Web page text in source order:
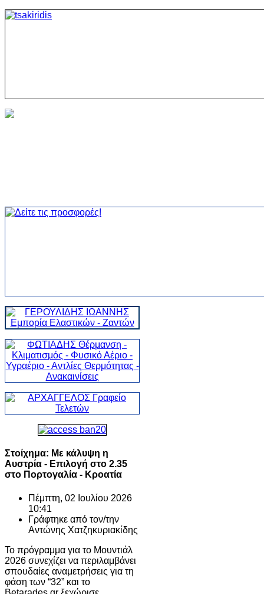
Στοίχημα: Με κάλυψη η
Αυστρία - Επιλογή στο 2.35
στο Πορτογαλία - Κροατία
Πέμπτη, 02 Ιουλίου 2026
10:41
Γράφτηκε από τον/την
Αντώνης Χατζηκυριακίδης
Το πρόγραμμα για το Μουντιάλ
2026 συνεχίζει να περιλαμβάνει
σπουδαίες αναμετρήσεις για τη
φάση των “32” και το